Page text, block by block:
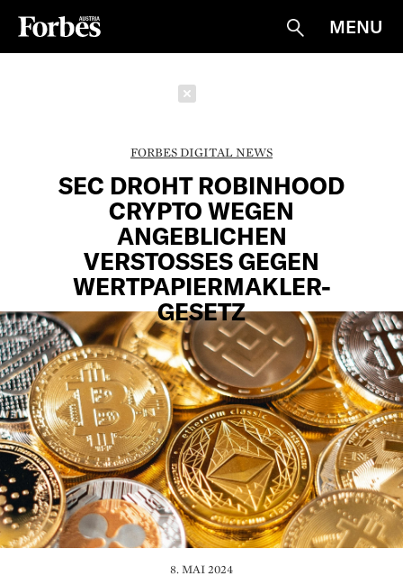
Suche
MENU
FORBES DIGITAL NEWS
SEC DROHT ROBINHOOD
CRYPTO WEGEN
ANGEBLICHEN
VERSTOSSES GEGEN W
ERTPAPIERMAKLER-G
ESETZ
8. MAI 2024